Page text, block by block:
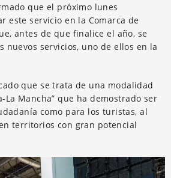
que el próximo lunes
este servicio en la Comarca de
antes de que finalice el año, se
nuevos servicios, uno de ellos en la
que se trata de una modalidad
La Mancha” que ha demostrado ser
como para los turistas, al
territorios con gran potencial